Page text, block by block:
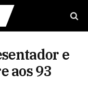
e
aos 93